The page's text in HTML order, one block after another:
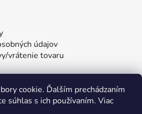
cookie. Ďalším prechádzaním
súhlas s ich používaním. Viac
údajov
vrátenie tovaru